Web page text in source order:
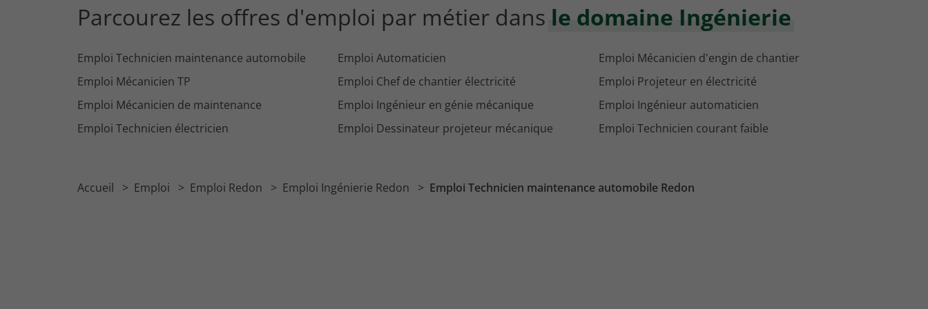
Parcourez les offres d'emploi par métier dans le domaine Ingénierie
Emploi Technicien maintenance automobile Emploi Automaticien
Emploi Mécanicien d'engin de chantier
Emploi Mécanicien TP
Emploi Chef de chantier électricité
Emploi Projeteur en électricité
Emploi Mécanicien de maintenance
Emploi Ingénieur en génie mécanique
Emploi Ingénieur automaticien
Emploi Technicien électricien
Emploi Dessinateur projeteur mécanique Emploi Technicien courant faible
Accueil Emploi Emploi Redon Emploi Ingénierie Redon Emploi Technicien maintenance automobile Redon